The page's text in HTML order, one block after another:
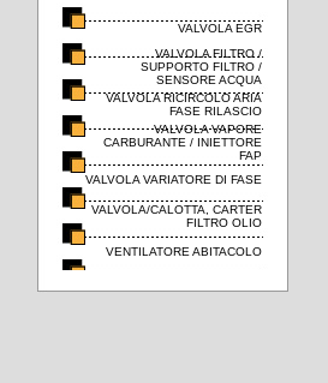
VALVOLA EGR
VALVOLA FILTRO /
SUPPORTO FILTRO /
SENSORE ACQUA
VALVOLA RICIRCOLO ARIA
FASE RILASCIO
VALVOLA VAPORE
CARBURANTE / INIETTORE
FAP
VALVOLA VARIATORE DI FASE
VALVOLA/CALOTTA, CARTER
FILTRO OLIO
VENTILATORE ABITACOLO